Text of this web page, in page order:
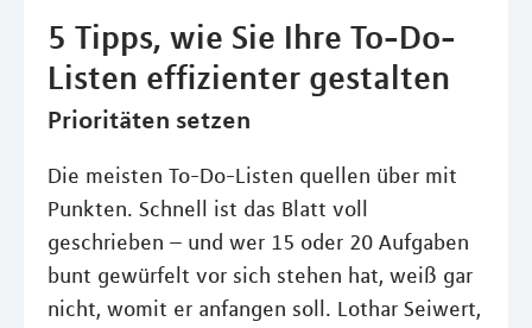
5 Tipps, wie Sie Ihre To-Do-
Listen effizienter gestalten
Prioritäten setzen
Die meisten To-Do-Listen quellen über mit
Punkten. Schnell ist das Blatt voll
geschrieben – und wer 15 oder 20 Aufgaben
bunt gewürfelt vor sich stehen hat, weiß gar
nicht, womit er anfangen soll. Lothar Seiwert,